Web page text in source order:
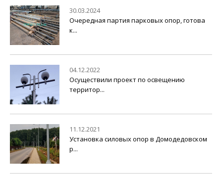
30.03.2024
Очередная партия парковых опор, готова
к...
04.12.2022
Осуществили проект по освещению
территор...
11.12.2021
Установка силовых опор в Домодедовском
р...